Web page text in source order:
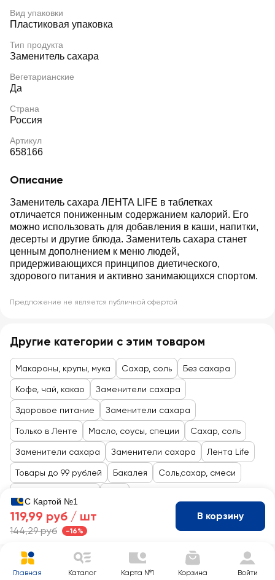
Вид упаковки
Пластиковая упаковка
Тип продукта
Заменитель сахара
Вегетарианские
Да
Страна
Россия
Артикул
658166
Описание
Заменитель сахара ЛЕНТА LIFE в таблетках
отличается пониженным содержанием калорий. Его
можно использовать для добавления в каши, напитки,
десерты и другие блюда. Заменитель сахара станет
ценным дополнением к меню людей,
придерживающихся принципов диетического,
здорового питания и активно занимающихся спортом.
Предложение не является публичной офертой
Другие категории с этим товаром
Макароны, крупы, мука Сахар, соль Без сахара
Кофе, чай, какао Заменители сахара
Здоровое питание Заменители сахара
Только в Ленте Масло, соусы, специи Сахар, соль
Заменители сахара Заменители сахара Лента Life
Товары до 99 рублей Бакалея Соль,сахар, смеси
С Картой №1
119,99 руб / шт
144,29 руб -16%
В корзину
Главная Каталог Карта №1 Корзина Войти